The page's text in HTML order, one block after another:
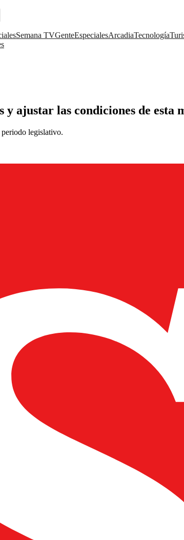
Semana TVGenteEspecialesArcadiaTecnología
ajustar las condiciones de esta
periodo legislativo.